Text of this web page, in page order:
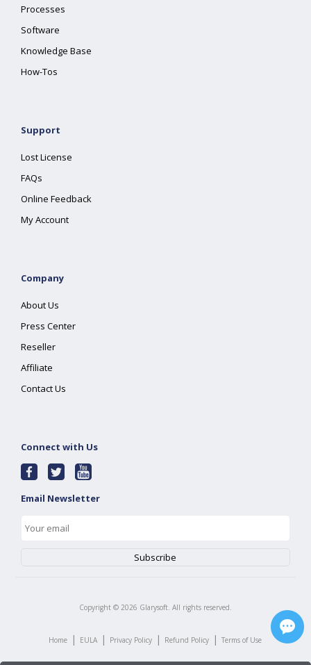
Processes
Software
Knowledge Base
How-Tos
Support
Lost License
FAQs
Online Feedback
My Account
Company
About Us
Press Center
Reseller
Affiliate
Contact Us
Connect with Us
Email Newsletter
Copyright © 2026 Glarysoft. All rights reserved.
Home | EULA | Privacy Policy | Refund Policy | Terms of Use